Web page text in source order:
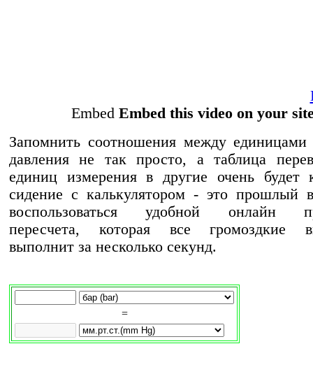
Embed Embed this video on your
Запомнить соотношения между единицами
давления не так просто, а таблица
единиц измерения в другие очень будет
сидение с калькулятором - это прошлый
воспользоваться удобной онлайн
пересчета, которая все громоздкие
выполнит за несколько секунд.
=